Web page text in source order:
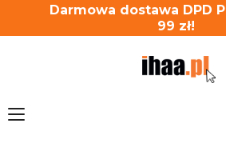
Darmowa dostawa DPD
99 zł!